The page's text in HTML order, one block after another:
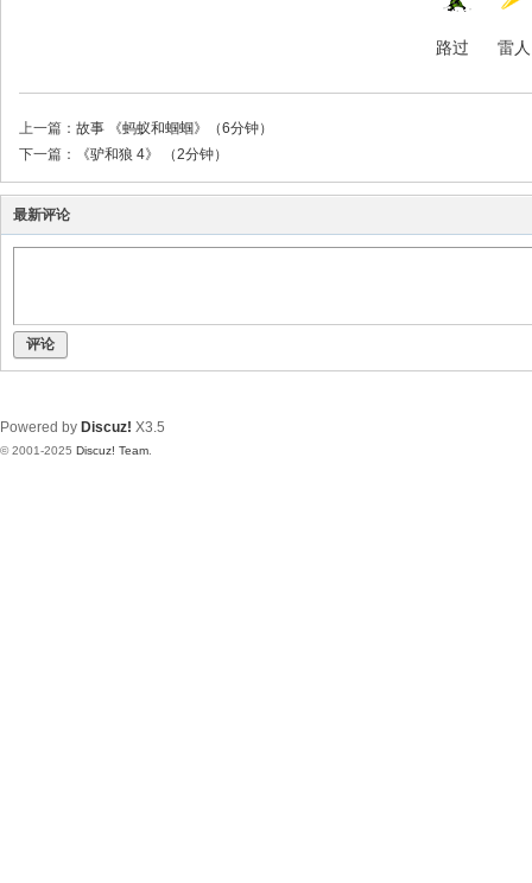
路过 雷人
上一篇： 故事 《蚂蚁和蝈蝈》（6分钟）
下一篇：
《驴和狼 4》 （2分钟）
最新评论
评论
Powered by Discuz! X3.5
© 2001-2025 Discuz! Team